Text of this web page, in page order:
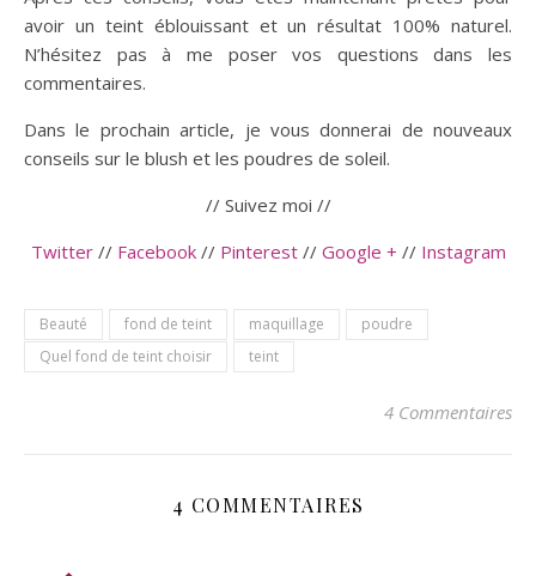
avoir un teint éblouissant et un résultat 100% naturel.
N’hésitez pas à me poser vos questions dans les
commentaires.
Dans le prochain article, je vous donnerai de nouveaux
conseils sur le blush et les poudres de soleil.
// Suivez moi //
Twitter// Facebook// Pinterest// Google + // Instagram
Beauté fond de teint maquillage
poudre
Quel fond de teint choisir
teint
4 Commentaires
4 COMMENTAIRES